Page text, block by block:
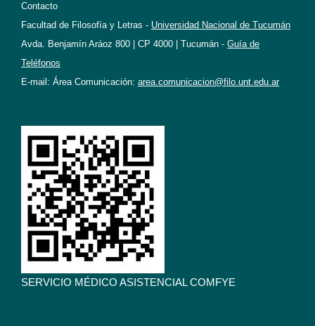
Contacto
Facultad de Filosofía y Letras - Universidad Nacional de Tucumán
Avda. Benjamín Aráoz 800 | CP 4000 | Tucumán - Guía de
Teléfonos
E-mail: Área Comunicación: area.comunicacion@filo.unt.edu.ar
SERVICIO MÉDICO ASISTENCIAL COMFYE